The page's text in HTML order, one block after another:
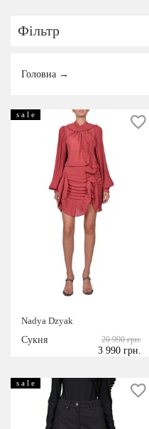
Фільтр
КАТЕГОРІЇ
Чоловікам
Розпродаж
S
Головна →
s a l e
Nadya Dzyak
Сукня
20 990 грн.
3 990 грн.
s a l e